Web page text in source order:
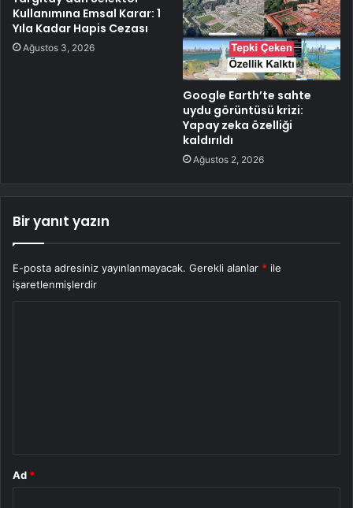
Kullanımına Emsal Karar: 1
Yıla Kadar Hapis Cezası
Ağustos 3, 2026
Google Earth’te sahte
uydu görüntüsü krizi:
Yapay zeka özelliği
kaldırıldı
Ağustos 2, 2026
Bir yanıt yazın
E-posta adresiniz yayınlanmayacak. Gerekli alanlar * ile
işaretlenmişlerdir
Ad *